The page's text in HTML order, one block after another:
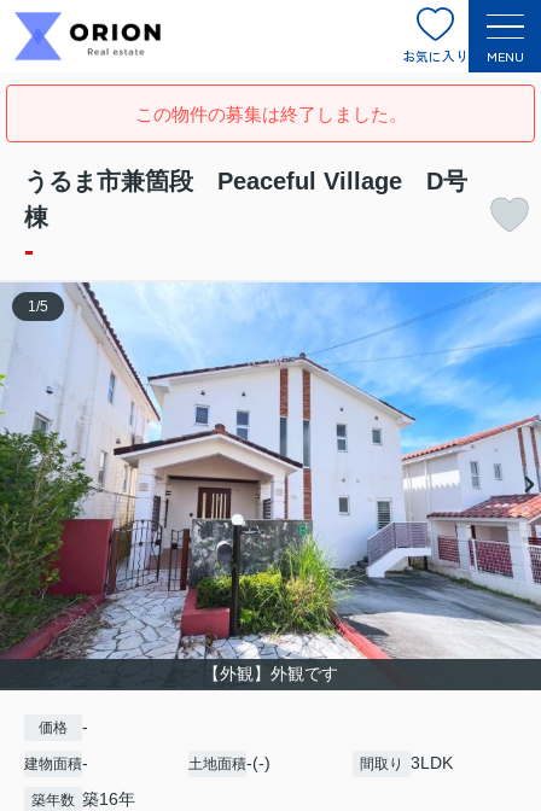
お気に入り MENU
この物件の募集は終了しました。
うるま市兼箇段 Peaceful Village D号
棟
-
【外観】外観です
1 /5
価格 -
建物面積- 土地面積-(-) 間取り 3LDK
築年数 築16年